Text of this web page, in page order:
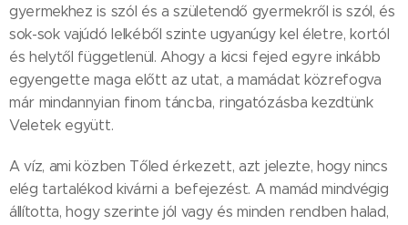
gyermekhez is szól és a születendő gyermekről is szól, és
sok-sok vajúdó lelkéből szinte ugyanúgy kel életre, kortól
és helytől függetlenül. Ahogy a kicsi fejed egyre inkább
egyengette maga előtt az utat, a mamádat közrefogva
már mindannyian finom táncba, ringatózásba kezdtünk
Veletek együtt.
A víz, ami közben Tőled érkezett, azt jelezte, hogy nincs
elég tartalékod kivárni a befejezést. A mamád mindvégig
állította, hogy szerinte jól vagy és minden rendben halad,